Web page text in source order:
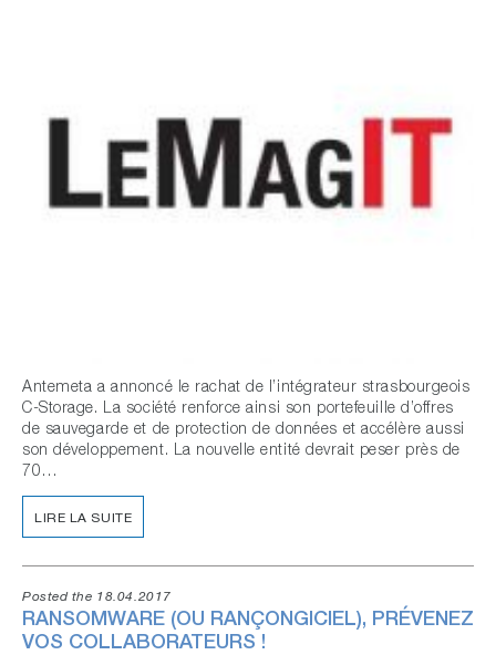
Antemeta a annoncé le rachat de l’intégrateur strasbourgeois
C-Storage. La société renforce ainsi son portefeuille d’offres
de sauvegarde et de protection de données et accélère aussi
son développement. La nouvelle entité devrait peser près de
70…
LIRE LA SUITE
Posted the 18.04.2017
RANSOMWARE (OU RANÇONGICIEL), PRÉVENEZ
VOS COLLABORATEURS !